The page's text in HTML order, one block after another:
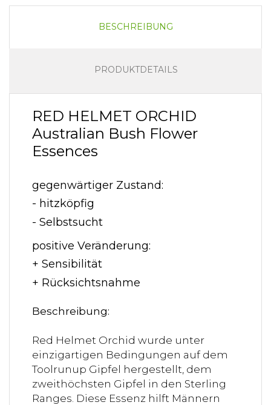
BESCHREIBUNG
PRODUKTDETAILS
RED HELMET ORCHID
Australian Bush Flower
Essences
gegenwärtiger Zustand:
- hitzköpfig
- Selbstsucht
positive Veränderung:
+ Sensibilität
+ Rücksichtsnahme
Beschreibung:
Red Helmet Orchid wurde unter
einzigartigen Bedingungen auf dem
Toolrunup Gipfel hergestellt, dem
zweithöchsten Gipfel in den Sterling
Ranges. Diese Essenz hilft Männern